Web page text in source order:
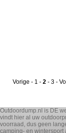
Vorige - 1 - 2 - 3 -
Outdoordump.nl is DE
vindt hier al uw
voorraad, dus geen
camping- en wintersport